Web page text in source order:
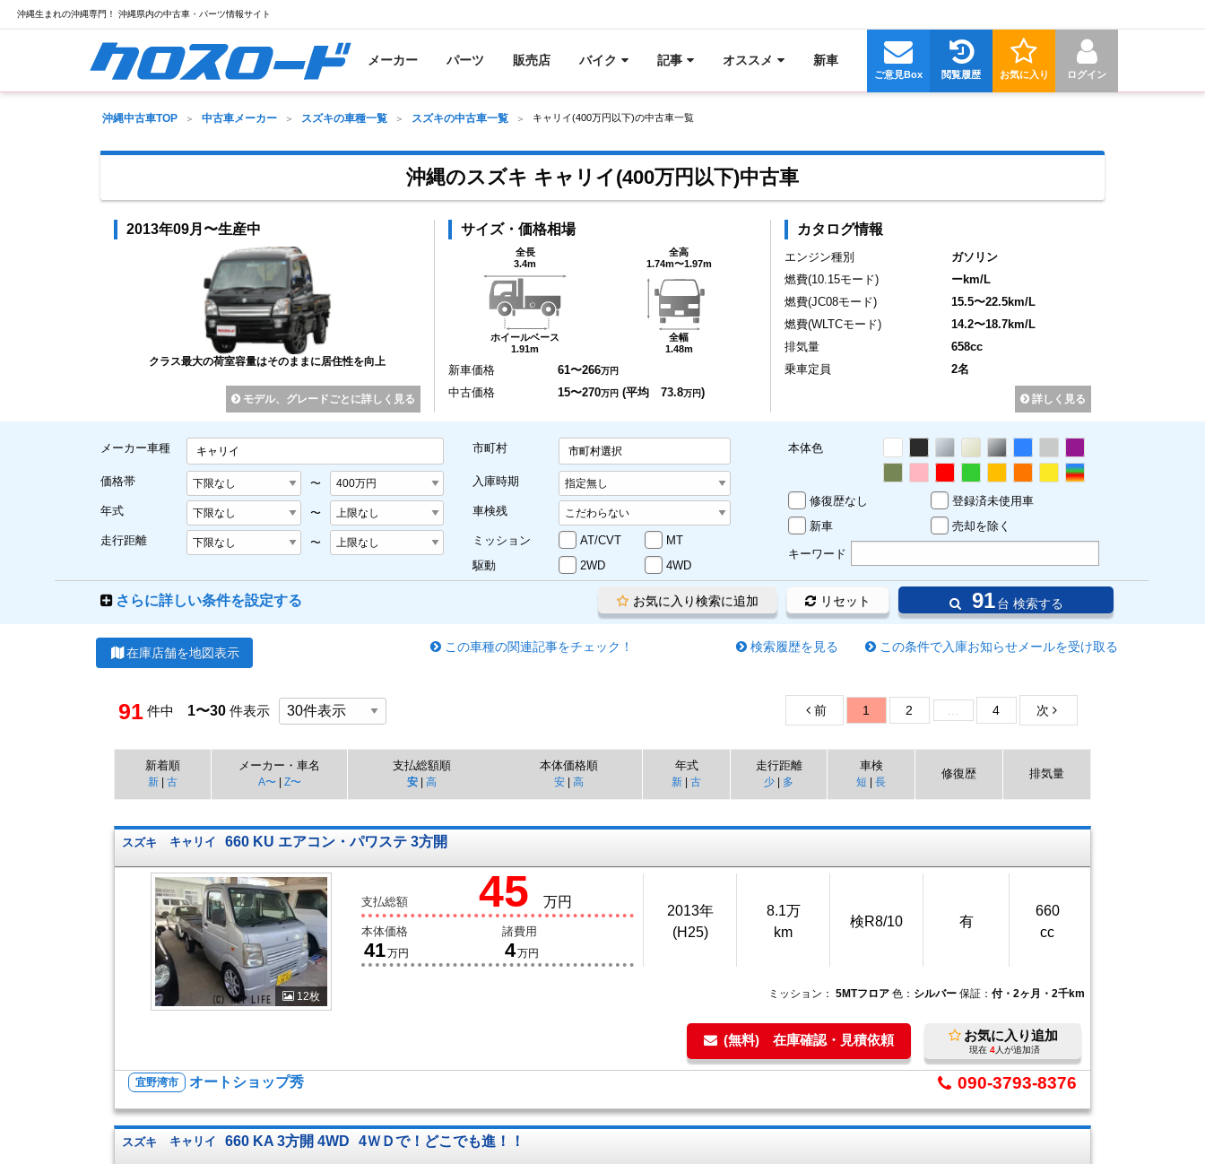
沖縄生まれの沖縄専門！ 沖縄県内の中古車・パーツ情報サイト
メーカー パーツ 販売店 バイク 記事 オススメ 新車
ログイン
お気に入り
閲覧履歴
ご意見Box
沖縄中古車TOP 中古車メーカー スズキの車種一覧 スズキの中古車一覧 キャリイ(400万円以下)の中古車一覧
沖縄のスズキ キャリイ(400万円以下)中古車
2013年09月〜生産中
クラス最大の荷室容量はそのままに居住性を向上
モデル、グレードごとに詳しく見る
サイズ・価格相場
全長
3.4m
ホイールベース
1.91m
全高
1.74m〜1.97m
全幅
1.48m
新車価格 61〜266万円
中古価格 15〜270万円 (平均 73.8万円)
カタログ情報
エンジン種別
ガソリン
燃費(10.15モード)
ーkm/L
燃費(JC08モード)
15.5〜22.5km/L
燃費(WLTCモード)
14.2〜18.7km/L
排気量
658cc
乗車定員
2名
詳しく見る
メーカー車種 キャリイ
価格帯 〜
年式 〜
走行距離 〜
市町村 市町村選択
入庫時期
車検残
ミッション AT/CVT
MT
駆動
2WD 4WD
本体色
修復歴なし
登録済未使用車
新車
売却を除く
キーワード
さらに詳しい条件を設定する 91 台 検索する
リセット
お気に入り検索に追加
在庫店舗を地図表示 この条件で入庫お知らせメールを受け取る
検索履歴を見る
この車種の関連記事をチェック！
91 件中 1〜30 件表示 前 1 2 4 次
新着順
新 | 古
メーカー・車名
A〜| Z〜
支払総額順
安| 高
本体価格順
安| 高
年式
新 | 古
走行距離
少 | 多
車検
短 | 長
修復歴 排気量
スズキ キャリイ 660 KU エアコン・パワステ 3方開
12枚
支払総額 45 万円
本体価格
41万円
諸費用
4万円
2013年
(H25)
8.1万
km
検R8/10 有
660
cc
ミッション： 5MTフロア 色： シルバー 保証： 付・2ヶ月・2千km
(無料) 在庫確認・見積依頼 お気に入り追加
現在 4人が追加済
宜野湾市 オートショップ秀 090-3793-8376
スズキ キャリイ 660 KA 3方開 4WD 4ＷＤで！どこでも進！！